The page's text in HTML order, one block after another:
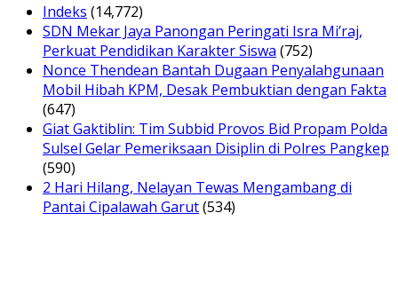
Indeks (14,772)
SDN Mekar Jaya Panongan Peringati Isra Mi’raj,
Perkuat Pendidikan Karakter Siswa (752)
Nonce Thendean Bantah Dugaan Penyalahgunaan
Mobil Hibah KPM, Desak Pembuktian dengan Fakta
(647)
Giat Gaktiblin: Tim Subbid Provos Bid Propam Polda
Sulsel Gelar Pemeriksaan Disiplin di Polres Pangkep
(590)
2 Hari Hilang, Nelayan Tewas Mengambang di
Pantai Cipalawah Garut(534)